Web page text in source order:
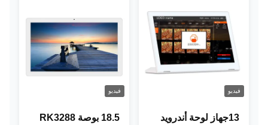
فيديو
13جهاز لوحة أندرويد
فيديو
18.5 بوصة RK3288